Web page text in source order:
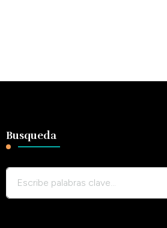
Busqueda
¿Buscas
algo?